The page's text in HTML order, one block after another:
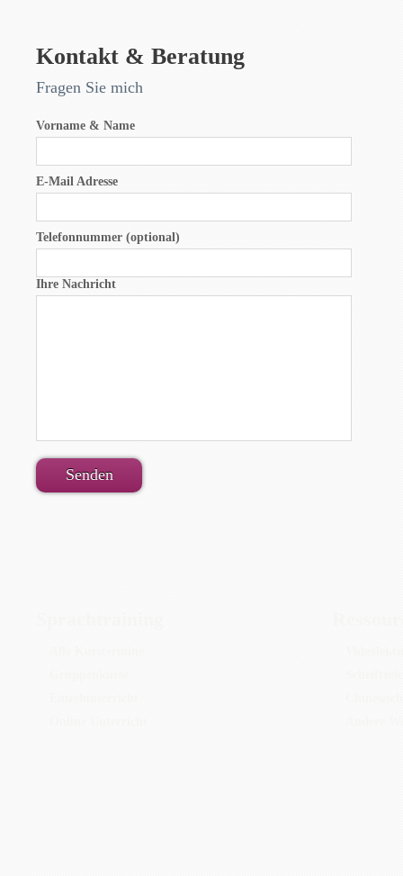
Kontakt & Beratung
Fragen Sie mich
Vorname & Name
E-Mail Adresse
Telefonnummer (optional)
Ihre Nachricht